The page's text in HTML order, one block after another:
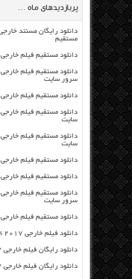
پربازدیدهای ماه …
مستقیم
دانلود مستقیم فیلم خارجی OK Jaanu 2017 از سرور سایت
سرور سایت
دانلود مستقیم فیلم خارجی Cross Wars 2017 از سرور سایت
سایت
سایت
دانلود مستقیم فیلم خارجی Zeroville 2017 از سرور سایت
دانلود مستقیم فیلم خارجی The Mummy 2017 از سرور سایت
سرور سایت
دانلود مستقیم فیلم خارجی Running Wild 2017 از سرور سایت
دانلود فیلم خارجی Rings 2017 از سرور سایت
دانلود رایگان فیلم خارجی Dunkirk 2017 با لینک مستقیم
دانلود رایگان فیلم خارجی Eloise 2017 با لینک مستقیم